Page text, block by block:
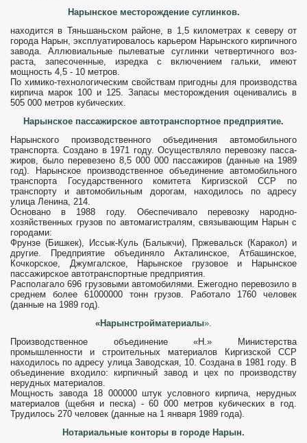
Нарынское месторождение суглинков.
находится в Тяньшаньском районе, в 1,5 километрах к северу от
города Нарын, эксплуатировалось карьером Нарынского кирпичного
завода. Аллювиальные пыле­ватые суглинки четвертичного воз­
раста, запесоченные, изредка с вклю­чением гальки, имеют
мощность 4,5 - 10 метров.
По химико-технологическим свойствам пригодны для производства
кирпича марок 100 и 125. Запасы месторождения оценивались в
505 000 метров кубических.
Нарынское пассажирское автотранспортное предприятие.
Нарынского производственного объединения авто­мобильного
транспорта. Создано в 1971 году. Осуществляло перевозку пасса­
жиров, было перевезено 8,5 000 000 пассажиров (данные на 1989
год). Нарынское производственное объединение автомобильного
транспорта Государственного комитета Киргизской ССР по
транспорту и автомобильным дорогам, находилось по адресу
улица Ленина, 214.
Основано в 1988 году. Обеспе­чивало перевозку народно-
хозяйственных грузов по автомагистралям, связывающим На­рын с
городами:
Фрунзе (Бишкек), Иссык-Куль (Балыкчи), Пржевальск (Каракол) и
другие. Предприятие объединяло Акталинское, Атбашинское,
Кочкорское, Джумгалское, Нарынское грузовое и Нарынское
пассажирское автотранспортные предприятия.
Располагало 696 грузовыми автомо­билями. Ежегодно перевозило в
среднем более 61000000 тонн грузов. Работало 1760 человек
(данные на 1989 год).
«Нарынстройматериалы».
Про­изводственное объединение «Н.» Министерства
промышленности и строительных материалов Киргизской ССР
находилось по адресу улица Заводская, 10. Создана в 1981 году. В
объединение входило: кирпичный завод и цех по производству
нерудных материа­лов.
Мощность завода 18 000000 штук услов­ного кирпича, нерудных
материалов (щебня и песка) - 60 000 метров кубических в год.
Трудилось 270 человек (данные на 1 января 1989 года).
Нотариальные конторы в городе Нарын.